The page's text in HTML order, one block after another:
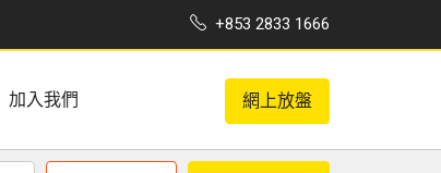
+853 2833 1666
加入我們 網上放盤